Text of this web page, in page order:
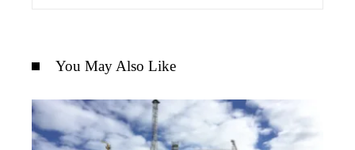
You May Also Like